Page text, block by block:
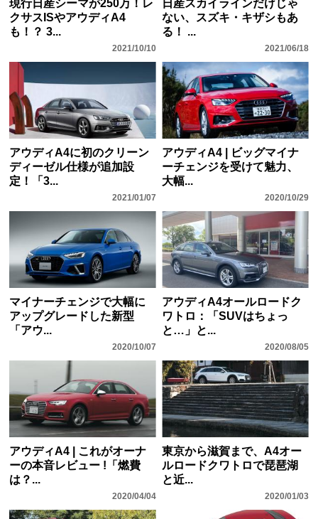
現行日産シーマが250万！レ
クサスISやアウディA4
も！？ 3...
2021/10/10
日産スカイラインだけじゃ
ない、スズキ・キザシもあ
る！ ...
2021/06/18
アウディA4に初のクリーン
ディーゼル仕様が追加設
定！「3...
2021/01/07
アウディA4 | ビッグマイナ
ーチェンジを受けて魅力、
大幅...
2020/10/29
マイナーチェンジで大幅に
アップグレードした新型
「アウ...
2020/10/07
アウディA4オールロードク
ワトロ：「SUVはちょっ
と…」と...
2020/08/05
アウディA4 | これがオーナ
ーの本音レビュー !「燃費
は？...
2020/04/04
東京から滋賀まで、A4オー
ルロードクワトロで琵琶湖
と近...
2020/01/03